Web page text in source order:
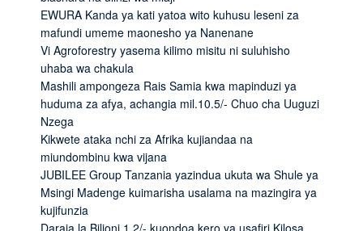
EWURA Kanda ya kati yatoa wito kuhusu leseni za
mafundi umeme maonesho ya Nanenane
Vi Agroforestry yasema kilimo misitu ni suluhisho
uhaba wa chakula
Mashili ampongeza Rais Samia kwa mapinduzi ya
huduma za afya, achangia mil.10.5/- Chuo cha Uuguzi
Nzega
Kikwete ataka nchi za Afrika kujiandaa na
miundombinu kwa vijana
JUBILEE Group Tanzania yazindua ukuta wa Shule ya
Msingi Madenge kuimarisha usalama na mazingira ya
kujifunzia
Daraja la Bilioni 1.2/- kuondoa kero ya usafiri Kilosa